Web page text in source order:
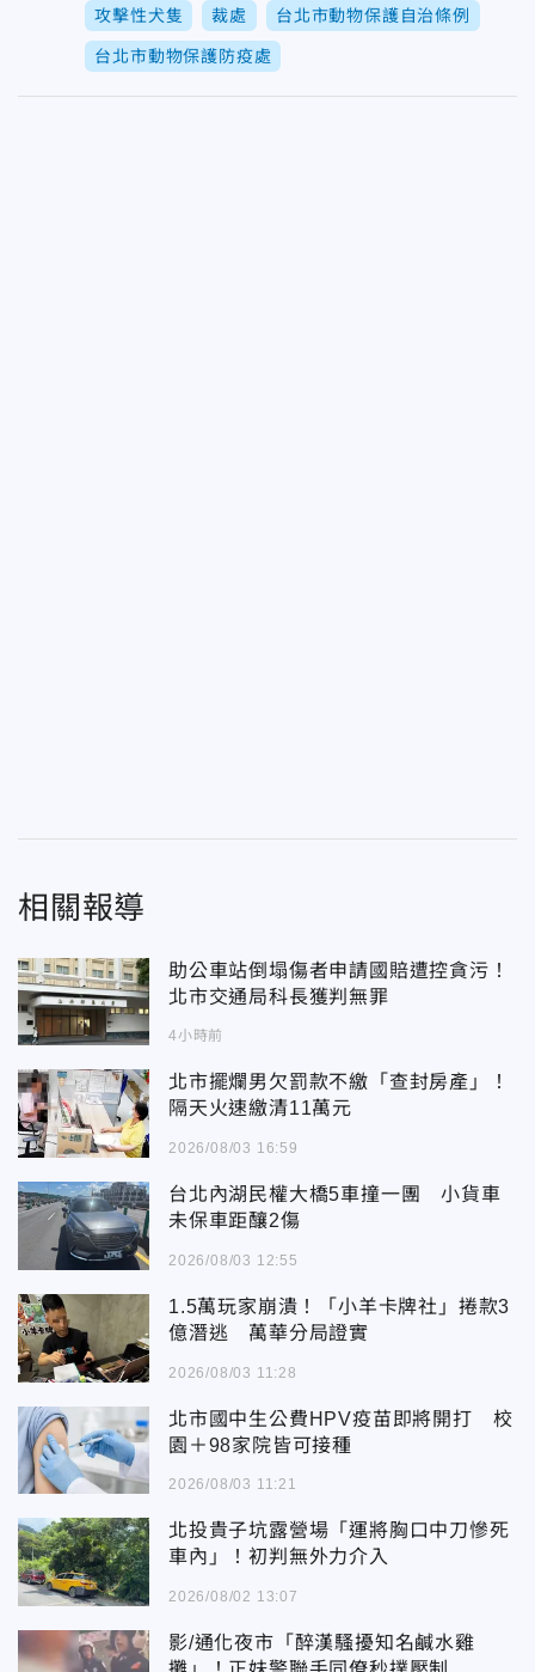
攻擊性犬隻 裁處 台北市動物保護自治條例
台北市動物保護防疫處
相關報導
助公車站倒塌傷者申請國賠遭控貪污！
北市交通局科長獲判無罪
4小時前
北市擺爛男欠罰款不繳「查封房產」！
隔天火速繳清11萬元
2026/08/03 16:59
台北內湖民權大橋5車撞一團 小貨車
未保車距釀2傷
2026/08/03 12:55
1.5萬玩家崩潰！「小羊卡牌社」捲款3
億潛逃 萬華分局證實
2026/08/03 11:28
北市國中生公費HPV疫苗即將開打 校
園＋98家院皆可接種
2026/08/03 11:21
北投貴子坑露營場「運將胸口中刀慘死
車內」！初判無外力介入
2026/08/02 13:07
影/通化夜市「醉漢騷擾知名鹹水雞